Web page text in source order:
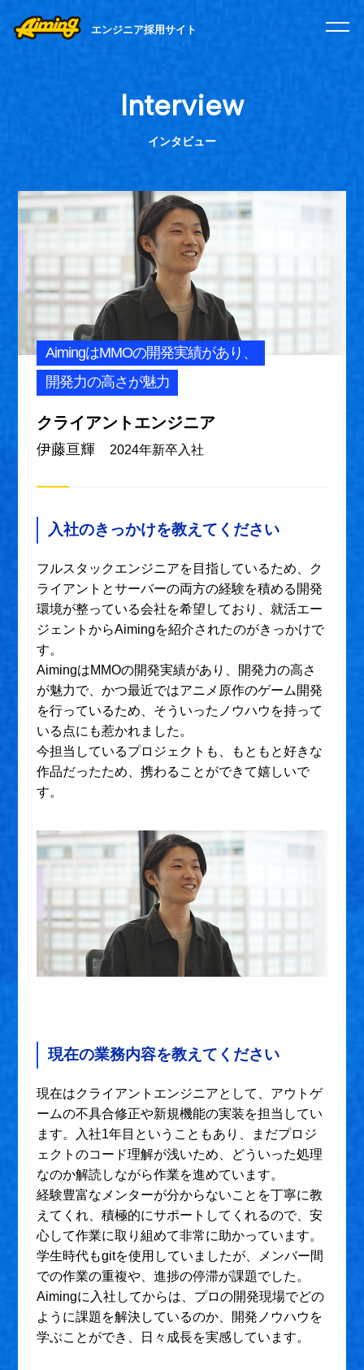
エンジニア採用サイト
Interview
インタビュー
AimingはMMOの開発実績があり、
開発力の高さが魅力
クライアントエンジニア
伊藤亘輝 2024年新卒入社
入社のきっかけを教えてください
フルスタックエンジニアを目指しているため、ク
ライアントとサーバーの両方の経験を積める開発
環境が整っている会社を希望しており、就活エー
ジェントからAimingを紹介されたのがきっかけで
す。
AimingはMMOの開発実績があり、開発力の高さ
が魅力で、かつ最近ではアニメ原作のゲーム開発
を行っているため、そういったノウハウを持って
いる点にも惹かれました。
今担当しているプロジェクトも、もともと好きな
作品だったため、携わることができて嬉しいで
す。
現在の業務内容を教えてください
現在はクライアントエンジニアとして、アウトゲ
ームの不具合修正や新規機能の実装を担当してい
ます。入社1年目ということもあり、まだプロジ
ェクトのコード理解が浅いため、どういった処理
なのか解読しながら作業を進めています。
経験豊富なメンターが分からないことを丁寧に教
えてくれ、積極的にサポートしてくれるので、安
心して作業に取り組めて非常に助かっています。
学生時代もgitを使用していましたが、メンバー間
での作業の重複や、進捗の停滞が課題でした。
Aimingに入社してからは、プロの開発現場でどの
ように課題を解決しているのか、開発ノウハウを
学ぶことができ、日々成長を実感しています。